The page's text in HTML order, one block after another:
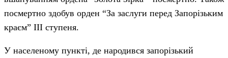
посмертно здобув орден “За заслуги перед Запорізьким
краєм” ІІІ ступеня.
У населеному пункті, де народився запорізький